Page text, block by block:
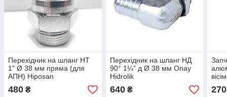
Перехідник на шланг НТ
1" Ø 38 мм пряма (для
АПН) Hiposan
480 ₴
Перехідник на шланг НД
90° 1¼” д Ø 38 мм Onay
Hidrolik
640₴ 270